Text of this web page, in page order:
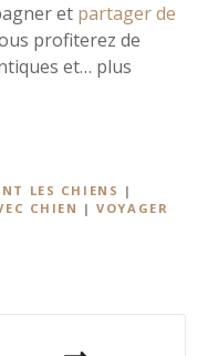
et partager de
profiterez de
et… plus
LES CHIENS |
CHIEN |VOYAGER